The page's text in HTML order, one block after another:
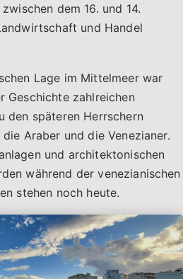
dem 16. und 14.
und Handel
Lage im Mittelmeer war
Geschichte zahlreichen
den späteren Herrschern
Araber und die Venezianer.
und architektonischen
während der venezianischen
stehen noch heute.